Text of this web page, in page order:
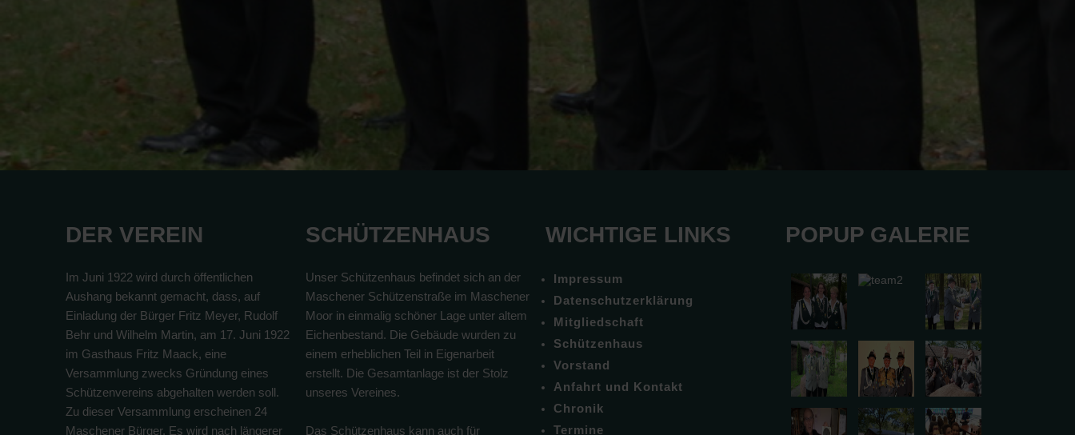
DER VEREIN
Im Juni 1922 wird durch öffentlichen
Aushang bekannt gemacht, dass, auf
Einladung der Bürger Fritz Meyer, Rudolf
Behr und Wilhelm Martin, am 17. Juni 1922
im Gasthaus Fritz Maack, eine
Versammlung zwecks Gründung eines
Schützenvereins abgehalten werden soll.
Zu dieser Versammlung erscheinen 24
Maschener Bürger. Es wird nach längerer
SCHÜTZENHAUS
Unser Schützenhaus befindet sich an der
Maschener Schützenstraße im Maschener
Moor in einmalig schöner Lage unter altem
Eichenbestand. Die Gebäude wurden zu
einem erheblichen Teil in Eigenarbeit
erstellt. Die Gesamtanlage ist der Stolz
unseres Vereines.
Das Schützenhaus kann auch für
WICHTIGE LINKS
Impressum
Datenschutzerklärung
Mitgliedschaft
Schützenhaus
Vorstand
Anfahrt und Kontakt
Chronik
Termine
POPUP GALERIE